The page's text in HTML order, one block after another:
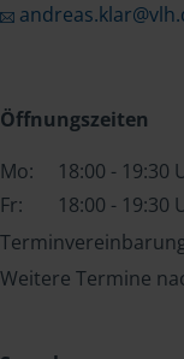
Öffnungszeiten
Mo:
18:00 - 19:30
Fr:
18:00 - 19:30
Weitere Termine